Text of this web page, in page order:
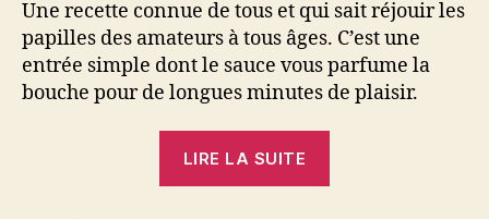
Une recette connue de tous et qui sait réjouir les
papilles des amateurs à tous âges. C’est une
entrée simple dont le sauce vous parfume la
bouche pour de longues minutes de plaisir.
LIRE LA SUITE